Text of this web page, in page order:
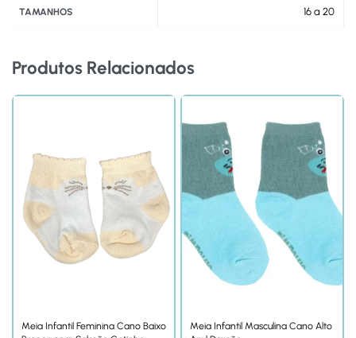
TAMANHOS 16 a 20
Produtos Relacionados
Meia Infantil Feminina Cano Baixo
Meia Infantil Masculina Cano Alto